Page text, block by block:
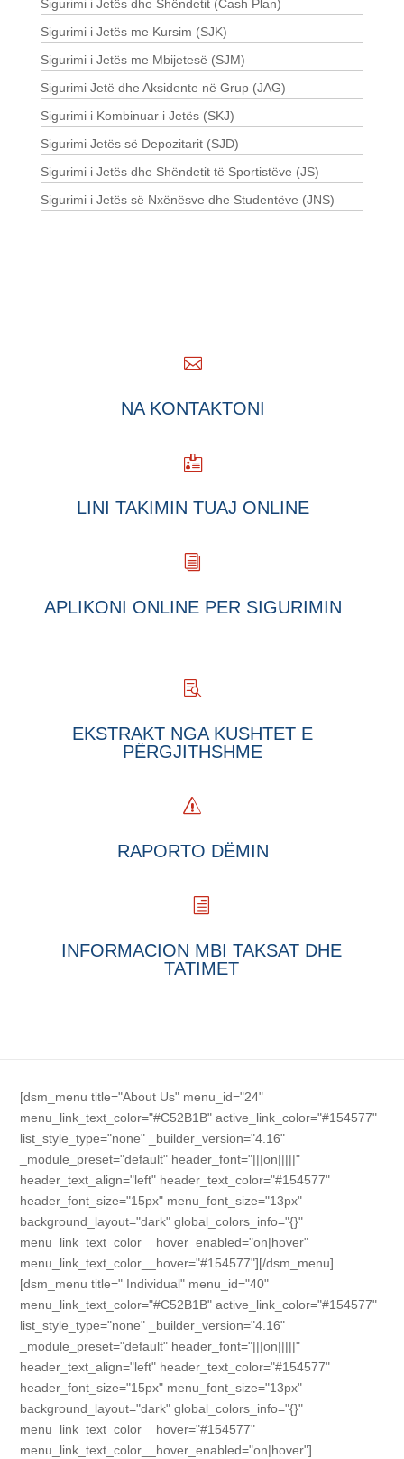
Sigurimi i Jetës dhe Shëndetit (Cash Plan)
Sigurimi i Jetës me Kursim (SJK)
Sigurimi i Jetës me Mbijetesë (SJM)
Sigurimi Jetë dhe Aksidente në Grup (JAG)
Sigurimi i Kombinuar i Jetës (SKJ)
Sigurimi Jetës së Depozitarit (SJD)
Sigurimi i Jetës dhe Shëndetit të Sportistëve (JS)
Sigurimi i Jetës së Nxënësve dhe Studentëve (JNS)

NA KONTAKTONI

LINI TAKIMIN TUAJ ONLINE
i
APLIKONI ONLINE PER SIGURIMIN

EKSTRAKT NGA KUSHTET E
PËRGJITHSHME
s
RAPORTO DËMIN
h
INFORMACION MBI TAKSAT DHE
TATIMET
[dsm_menu title="About Us" menu_id="24"
menu_link_text_color="#C52B1B" active_link_color="#154577"
list_style_type="none" _builder_version="4.16"
_module_preset="default" header_font="|||on|||||"
header_text_align="left" header_text_color="#154577"
header_font_size="15px" menu_font_size="13px"
background_layout="dark" global_colors_info="{}"
menu_link_text_color__hover_enabled="on|hover"
menu_link_text_color__hover="#154577"][/dsm_menu]
[dsm_menu title=" Individual" menu_id="40"
menu_link_text_color="#C52B1B" active_link_color="#154577"
list_style_type="none" _builder_version="4.16"
_module_preset="default" header_font="|||on|||||"
header_text_align="left" header_text_color="#154577"
header_font_size="15px" menu_font_size="13px"
background_layout="dark" global_colors_info="{}"
menu_link_text_color__hover="#154577"
menu_link_text_color__hover_enabled="on|hover"]